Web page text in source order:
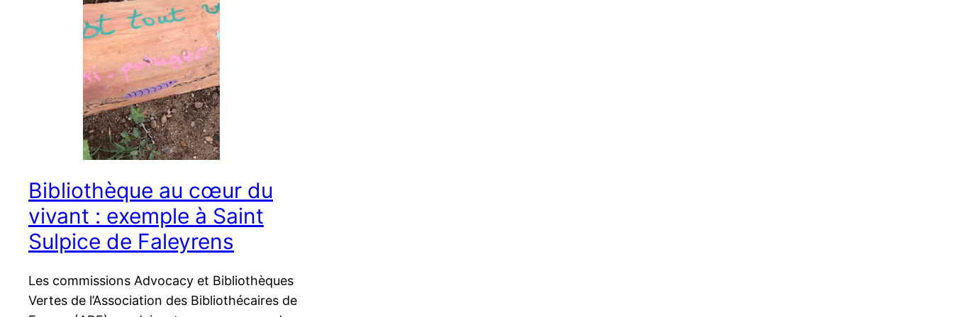
Bibliothèque au cœur du
vivant : exemple à Saint
Sulpice de Faleyrens
Les commissions Advocacy et Bibliothèques
Vertes de l’Association des Bibliothécaires de